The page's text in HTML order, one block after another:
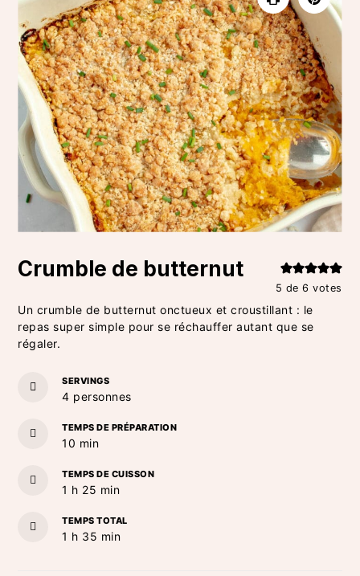
5 de6 votes
Crumble de butternut
Un crumble de butternut onctueux et croustillant : le
repas super simple pour se réchauffer autant que se
régaler.
SERVINGS
4 personnes
TEMPS DE PRÉPARATION
10 minutes
min
TEMPS DE CUISSON
1 heure
h 25 minutes
min
TEMPS TOTAL
1 heure
h 35 minutes
min